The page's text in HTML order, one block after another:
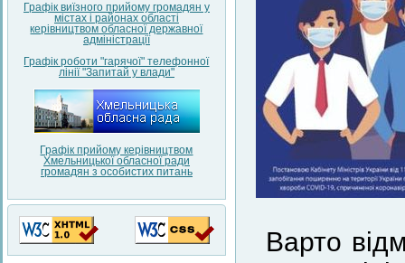
Графік виїзного прийому громадян у
містах і районах області
керівництвом обласної державної
адміністрації
Графік роботи "гарячої" телефонної
лінії "Запитай у влади"
Графік прийому керівництвом
Хмельницької обласної ради
громадян з особистих питань
Варто